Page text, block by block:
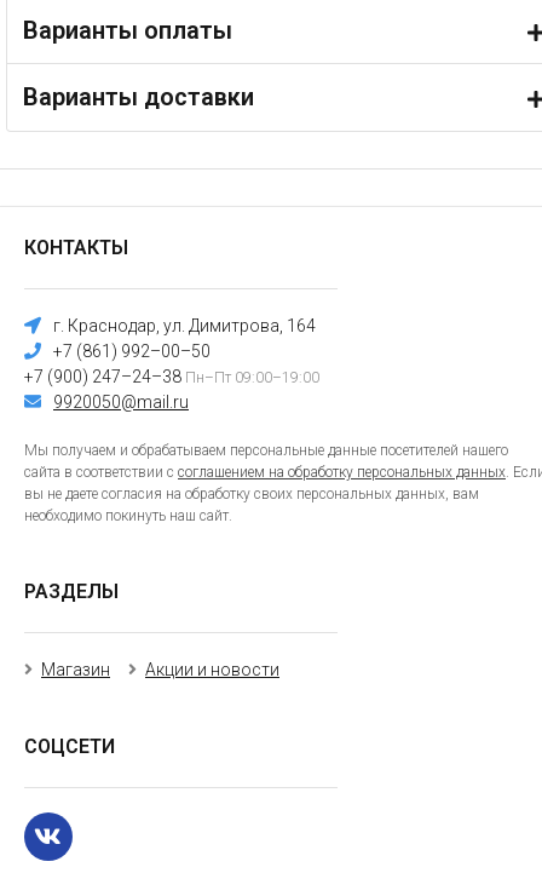
Варианты оплаты
Варианты доставки
КОНТАКТЫ
г. Краснодар, ул. Димитрова, 164
+7 (861) 992–00–50
+7 (900) 247–24–38 Пн–Пт 09:00–19:00
9920050@mail.ru
Мы получаем и обрабатываем персональные данные посетителей нашего
сайта в соответствии с соглашением на обработку персональных данных.
вы не даете согласия на обработку своих персональных данных, вам
необходимо покинуть наш сайт.
РАЗДЕЛЫ
Магазин Акции и новости
СОЦСЕТИ